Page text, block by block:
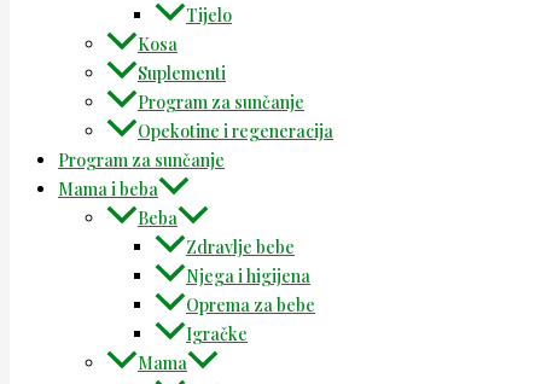
Tijelo
Kosa
Suplementi
Program za sunčanje
Opekotine i regeneracija
Program za sunčanje
Mama i beba
Beba
Zdravlje bebe
Njega i higijena
Oprema za bebe
Igračke
Mama